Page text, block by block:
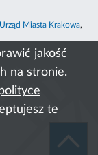
jakość
na stronie.
te
Urząd Miasta Krakowa,